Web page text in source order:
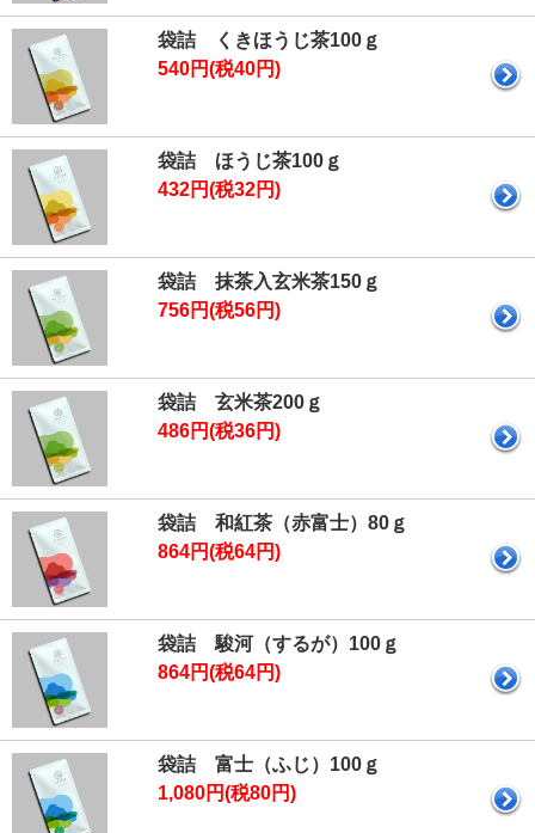
袋詰 くきほうじ茶100ｇ
540円(税40円)
袋詰 ほうじ茶100ｇ
432円(税32円)
袋詰 抹茶入玄米茶150ｇ
756円(税56円)
袋詰 玄米茶200ｇ
486円(税36円)
袋詰 和紅茶（赤富士）80ｇ
864円(税64円)
袋詰 駿河（するが）100ｇ
864円(税64円)
袋詰 富士（ふじ）100ｇ
1,080円(税80円)